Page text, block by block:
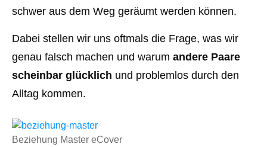
schwer aus dem Weg geräumt werden können.
Dabei stellen wir uns oftmals die Frage, was wir
genau falsch machen und warum andere Paare
scheinbar glücklich und problemlos durch den
Alltag kommen.
Beziehung Master eCover